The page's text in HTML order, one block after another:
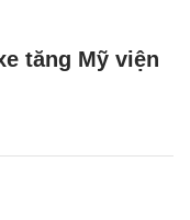
tăng Mỹ viện